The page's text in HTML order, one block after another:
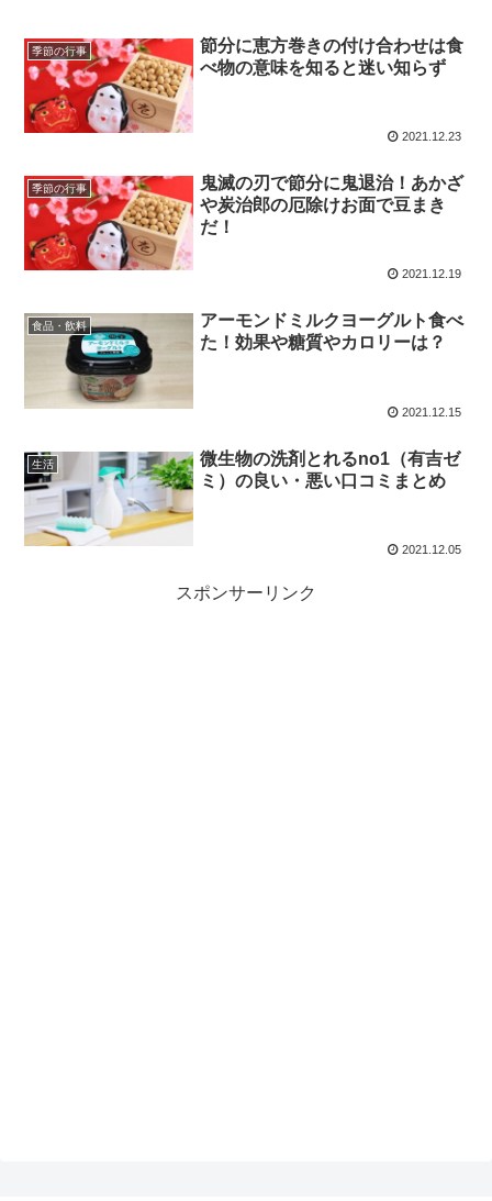
季節の行事
節分に恵方巻きの付け合わせは食
べ物の意味を知ると迷い知らず
2021.12.23
季節の行事
鬼滅の刃で節分に鬼退治！あかざ
や炭治郎の厄除けお面で豆まき
だ！
2021.12.19
食品・飲料
アーモンドミルクヨーグルト食べ
た！効果や糖質やカロリーは？
2021.12.15
生活
微生物の洗剤とれるno1（有吉ゼ
ミ）の良い・悪い口コミまとめ
2021.12.05
スポンサーリンク